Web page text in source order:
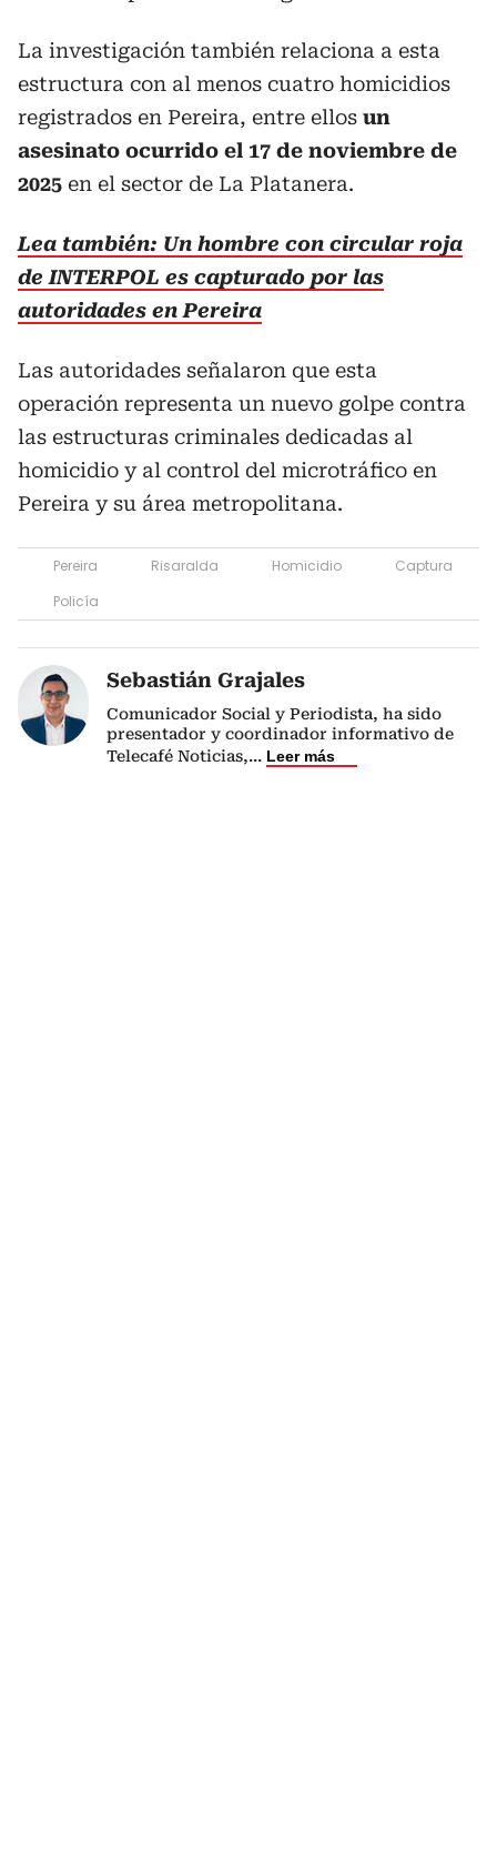
La investigación también relaciona a esta
estructura con al menos cuatro homicidios
registrados en Pereira, entre ellos un
asesinato ocurrido el 17 de noviembre de
2025 en el sector de La Platanera.
Lea también: Un hombre con circular roja
de INTERPOL es capturado por las
autoridades en Pereira
Las autoridades señalaron que esta
operación representa un nuevo golpe contra
las estructuras criminales dedicadas al
homicidio y al control del microtráfico en
Pereira y su área metropolitana.
Pereira Risaralda Homicidio
Captura
Policía
Sebastián Grajales
Comunicador Social y Periodista, ha sido
presentador y coordinador informativo de
Telecafé Noticias,... Leer más